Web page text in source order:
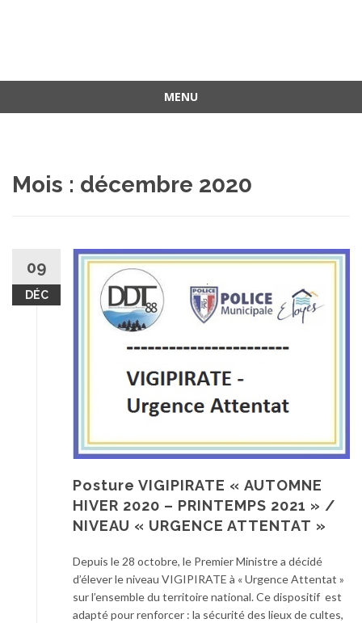
MENU
Mois : décembre 2020
09
DÉC
Posture VIGIPIRATE « AUTOMNE
HIVER 2020 – PRINTEMPS 2021 » /
NIVEAU « URGENCE ATTENTAT »
Depuis le 28 octobre, le Premier Ministre a décidé
d’élever le niveau VIGIPIRATE à « Urgence Attentat »
sur l’ensemble du territoire national. Ce dispositif est
adapté pour renforcer : la sécurité des lieux de cultes,